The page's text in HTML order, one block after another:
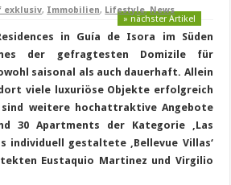
exklusiv, Immobilien, Lifestyle,News
» nächster Artikel
in Guía de Isora im Süden
der gefragtesten Domizile für
saisonal als auch dauerhaft. Allein
dort viele luxuriöse Objekte erfolgreich
weitere hochattraktive Angebote
30 Apartments der Kategorie ‚Las
individuell gestaltete ‚Bellevue Villas‘
Eustaquio Martinez und Virgilio